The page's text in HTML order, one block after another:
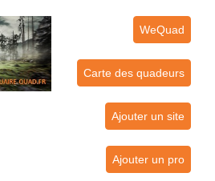
WeQuad
Carte des quadeurs
Ajouter un site
Ajouter un pro